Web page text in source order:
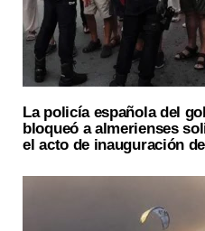
La policía española del
bloqueó a almerienses
el acto de inauguración